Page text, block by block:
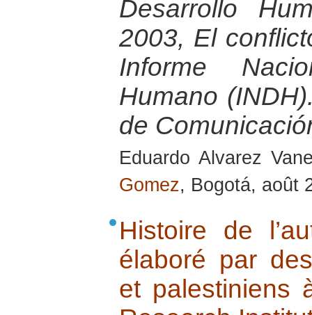
Desarrollo
2003, El
Informe
Humano
de
Eduardo Alvarez
Gomez, Bogotá, août
Histoire de
élaboré par
et palestiniens